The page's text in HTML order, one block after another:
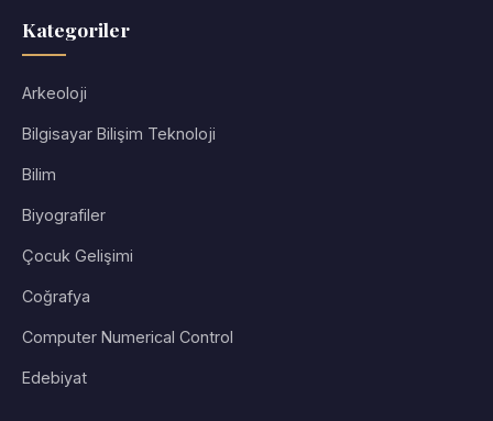
Kategoriler
Arkeoloji
Bilgisayar Bilişim Teknoloji
Bilim
Biyografiler
Çocuk Gelişimi
Coğrafya
Computer Numerical Control
Edebiyat